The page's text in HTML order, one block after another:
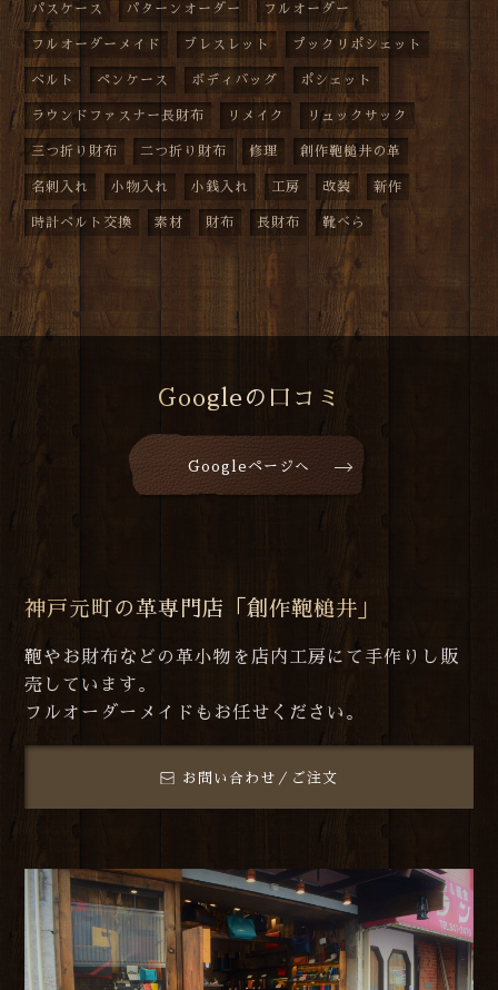
パスケース パターンオーダー フルオーダー
フルオーダーメイド ブレスレット プックリポシェット
ベルト ペンケース ボディバッグ ポシェット
ラウンドファスナー長財布 リメイク リュックサック
三つ折り財布 二つ折り財布 修理 創作鞄槌井の革
名刺入れ 小物入れ 小銭入れ 工房 改装 新作
時計ベルト交換 素材 財布 長財布 靴べら
Googleの口コミ
Googleページへ
神戸元町の革専門店「創作鞄槌井」
鞄やお財布などの革小物を店内工房にて手作りし販
売しています。
フルオーダーメイドもお任せください。
お問い合わせ／ご注文